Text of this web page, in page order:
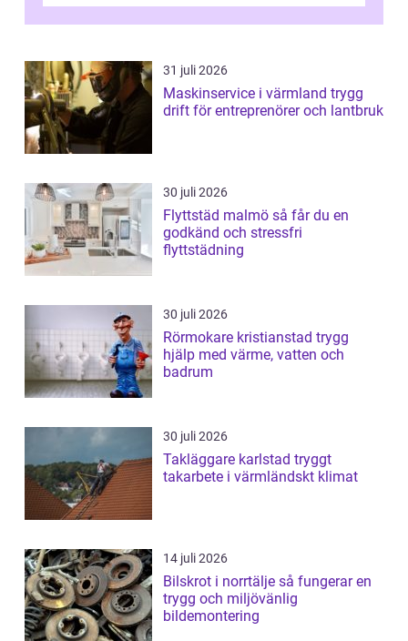
31 juli 2026
Maskinservice i värmland trygg
drift för entreprenörer och lantbruk
30 juli 2026
Flyttstäd malmö så får du en
godkänd och stressfri
flyttstädning
30 juli 2026
Rörmokare kristianstad trygg
hjälp med värme, vatten och
badrum
30 juli 2026
Takläggare karlstad tryggt
takarbete i värmländskt klimat
14 juli 2026
Bilskrot i norrtälje så fungerar en
trygg och miljövänlig
bildemontering